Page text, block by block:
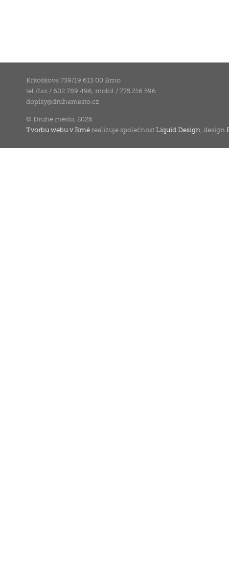
Krkoškova 739/19 613 00 Brno
tel./fax / 602 789 496, mobil / 775 216 596
dopisy@druhemesto.cz
© Druhé město, 2026
Tvorbu webu v Brně realizuje společnostLiquid Design , design